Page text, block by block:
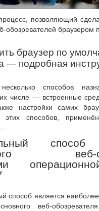
позволяющий
обозревателей браузером
браузер по
— подробная
способов
числе — встроенные
настройки самих
этих способов,
способ
веб-
способ является
веб-